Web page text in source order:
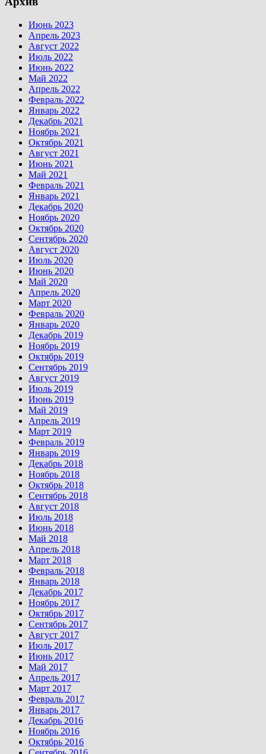
Июнь 2023
Апрель 2023
Август 2022
Июль 2022
Июнь 2022
Май 2022
Апрель 2022
Февраль 2022
Январь 2022
Декабрь 2021
Ноябрь 2021
Октябрь 2021
Август 2021
Июнь 2021
Май 2021
Февраль 2021
Январь 2021
Декабрь 2020
Ноябрь 2020
Октябрь 2020
Сентябрь 2020
Август 2020
Июль 2020
Июнь 2020
Май 2020
Апрель 2020
Март 2020
Февраль 2020
Январь 2020
Декабрь 2019
Ноябрь 2019
Октябрь 2019
Сентябрь 2019
Август 2019
Июль 2019
Июнь 2019
Май 2019
Апрель 2019
Март 2019
Февраль 2019
Январь 2019
Декабрь 2018
Ноябрь 2018
Октябрь 2018
Сентябрь 2018
Август 2018
Июль 2018
Июнь 2018
Май 2018
Апрель 2018
Март 2018
Февраль 2018
Январь 2018
Декабрь 2017
Ноябрь 2017
Октябрь 2017
Сентябрь 2017
Август 2017
Июль 2017
Июнь 2017
Май 2017
Апрель 2017
Март 2017
Февраль 2017
Январь 2017
Декабрь 2016
Ноябрь 2016
Октябрь 2016